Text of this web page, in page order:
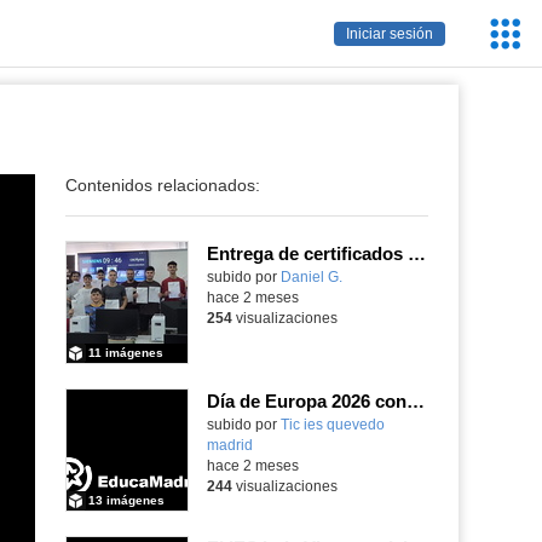
Iniciar sesión
Contenidos relacionados:
Entrega de certificados SIEMENS SINUMERIK
subido por Daniel G.
11 imágenes
hace 2 meses
254visualizaciones
Día de Europa 2026 con nuestra MEPAS asociada IES Rey Pastor
subido por Tic ies quevedo
madrid
13 imágenes
hace 2 meses
244visualizaciones